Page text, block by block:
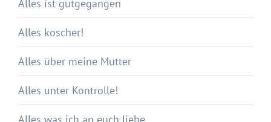
Alles ist gutgegangen
Alles koscher!
Alles über meine Mutter
Alles unter Kontrolle!